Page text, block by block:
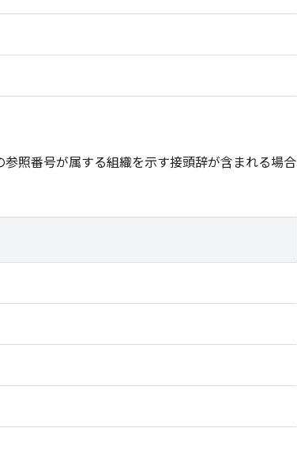
照番号が属する組織を示す接頭辞が含まれる場合